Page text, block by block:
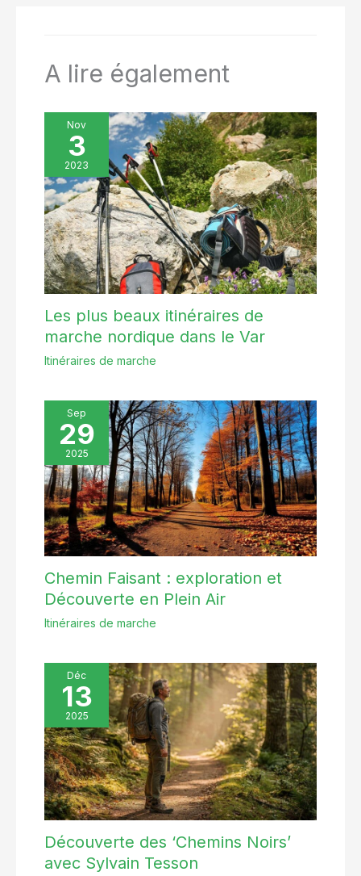
A lire également
Nov
3
2023
Les plus beaux itinéraires de
marche nordique dans le Var
Itinéraires de marche
Sep
29
2025
Chemin Faisant : exploration et
Découverte en Plein Air
Itinéraires de marche
Déc
13
2025
Découverte des ‘Chemins Noirs’
avec Sylvain Tesson